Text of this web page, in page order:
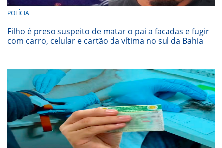
POLÍCIA
Filho é preso suspeito de matar o pai a facadas e fugir
com carro, celular e cartão da vítima no sul da Bahia